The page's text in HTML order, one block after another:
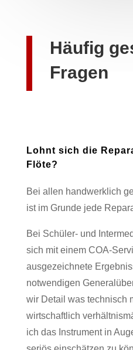
Häufig
Fragen
Lohnt sich die
Flöte?
Bei allen handwerklich
ist im Grunde jede
Bei Schüler- und
sich mit einem COA-
ausgezeichnete
notwendigen
wir Detail was technisch
wirtschaftlich
ich das Instrument in